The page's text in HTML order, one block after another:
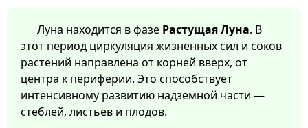
Луна находится в фазе Растущая Луна. В
этот период циркуляция жизненных сил и соков
растений направлена от корней вверх, от
центра к периферии. Это способствует
интенсивному развитию надземной части —
стеблей, листьев и плодов.